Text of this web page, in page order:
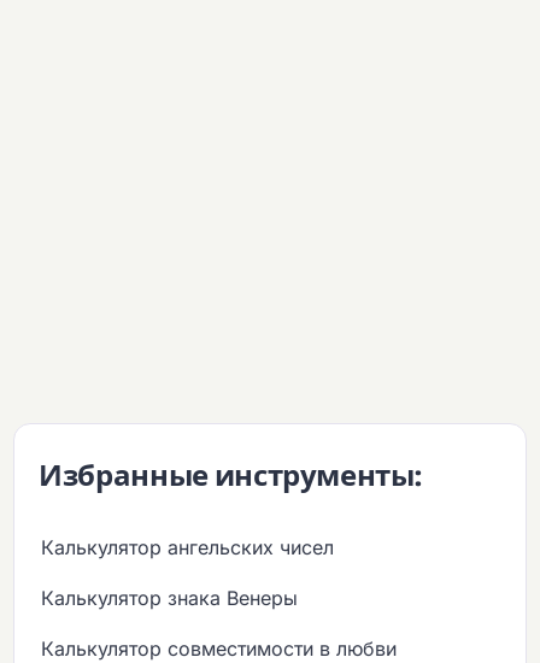
Избранные инструменты:
Калькулятор ангельских чисел
Калькулятор знака Венеры
Калькулятор совместимости в любви